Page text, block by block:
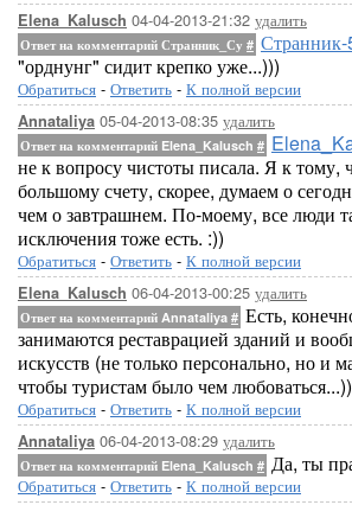
Elena_Kalusch 04-04-2013-21:32 удалить
Ответ на комментарий Странник_Су #
"орднунг" сидит крепко уже...)))
Обратиться - Ответить - К полной версии
Annataliya 05-04-2013-08:35 удалить
Ответ на комментарий Elena_Kalusch #
не к вопросу чистоты писала. Я к тому,
большому счету, скорее, думаем о
чем о завтрашнем. По-моему, все люди
исключения тоже есть. :))
Обратиться - Ответить - К полной версии
Elena_Kalusch 06-04-2013-00:25 удалить
Ответ на комментарий Annataliya # Есть,
занимаются реставрацией зданий и
искусств (не только персонально, но и
чтобы туристам было чем
Обратиться - Ответить - К полной версии
Annataliya 06-04-2013-08:29 удалить
Ответ на комментарий Elena_Kalusch # Да, ты
Обратиться - Ответить - К полной версии